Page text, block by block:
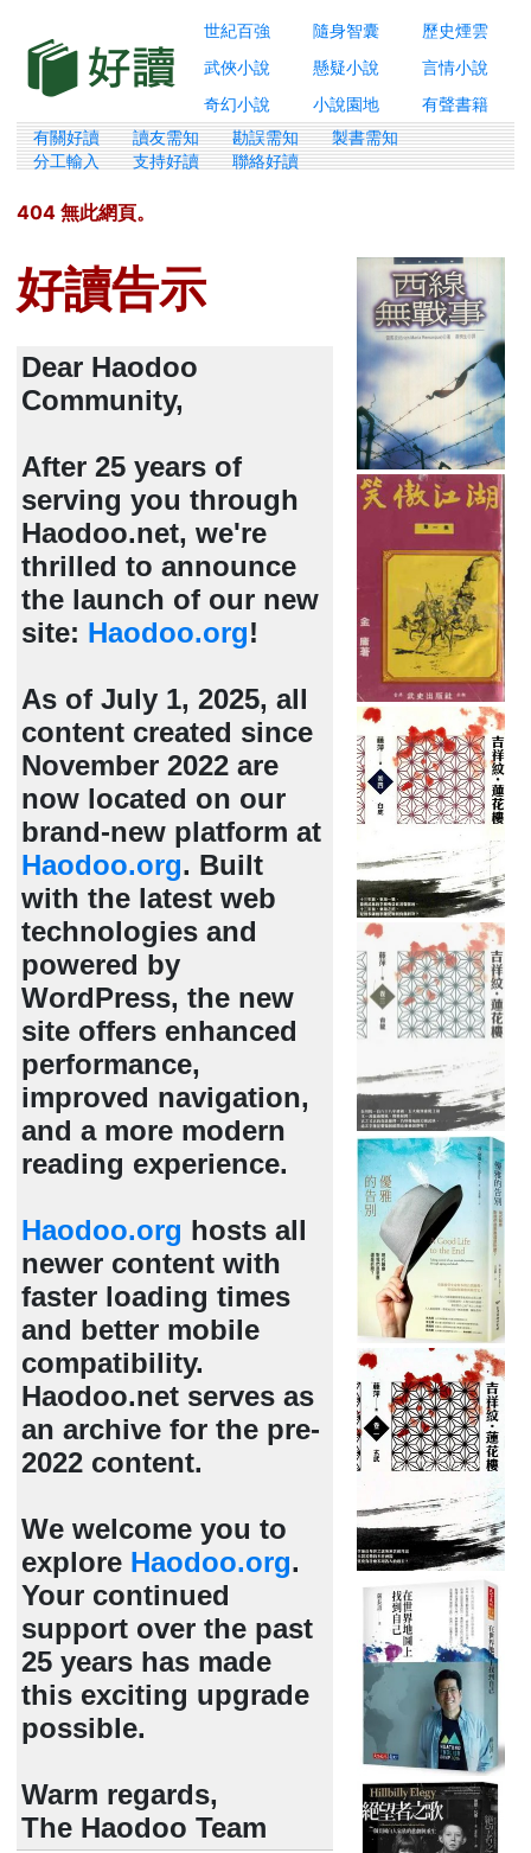
世紀百強 隨身智囊
歷史煙雲
武俠小說
懸疑小說
言情小說
奇幻小說
小說園地 有聲書籍
有關好讀 讀友需知 勘誤需知
製書需知
分工輸入
支持好讀 聯絡好讀
404 無此網頁。
好讀告示
Dear Haodoo
Community,
After 25 years of
serving you through
Haodoo.net, we're
thrilled to announce
the launch of our new
site: Haodoo.org!
As of July 1, 2025, all
content created since
November 2022 are
now located on our
brand-new platform at
Haodoo.org. Built
with the latest web
technologies and
powered by
WordPress, the new
site offers enhanced
performance,
improved navigation,
and a more modern
reading experience.
Haodoo.org hosts all
newer content with
faster loading times
and better mobile
compatibility.
Haodoo.net serves as
an archive for the pre-
2022 content.
We welcome you to
explore Haodoo.org.
Your continued
support over the past
25 years has made
this exciting upgrade
possible.
Warm regards,
The Haodoo Team